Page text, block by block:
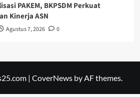
PAKEM, BKPSDM Perkuat
Kinerja ASN
Agustus 7, 2026 0
| CoverNewsby AF themes.